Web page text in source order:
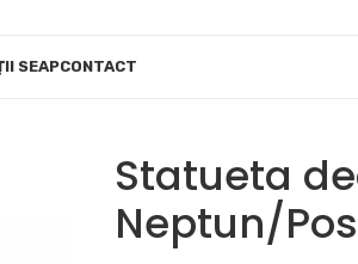
SEAPCONTACT
Statueta
Neptun/